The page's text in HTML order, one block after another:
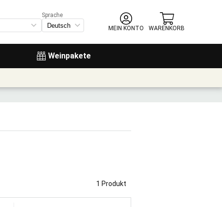
Weinpakete
Sprache
MEIN KONTO
WARENKORB
1 Produkt